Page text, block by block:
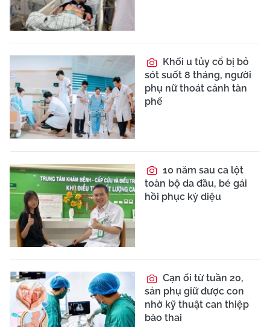
Khối u tủy cổ bị bỏ
sót suốt 8 tháng, người
phụ nữ thoát cảnh tàn
phế
10 năm sau ca lột
toàn bộ da đầu, bé gái
hồi phục kỳ diệu
Cạn ối từ tuần 20,
sản phụ giữ được con
nhờ kỹ thuật can thiệp
bào thai